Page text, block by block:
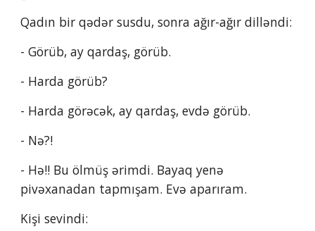
Qadın bir qədər susdu, sonra ağır-ağır dilləndi:
- Görüb, ay qardaş, görüb.
- Harda görüb?
- Harda görəcək, ay qardaş, evdə görüb.
- Nə?!
- Hə!! Bu ölmüş ərimdi. Bayaq yenə
pivəxanadan tapmışam. Evə aparıram.
Kişi sevindi: